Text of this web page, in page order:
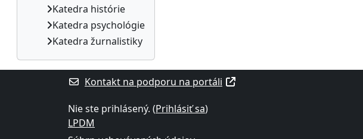
Katedra histórie
Katedra psychológie
Katedra žurnalistiky
Kontakt na podporu na portáli
Nie ste prihlásený. (Prihlásiť sa)
LPDM